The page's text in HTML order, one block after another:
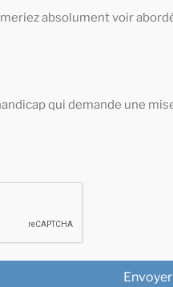
absolument voir
qui demande une
Envoyer